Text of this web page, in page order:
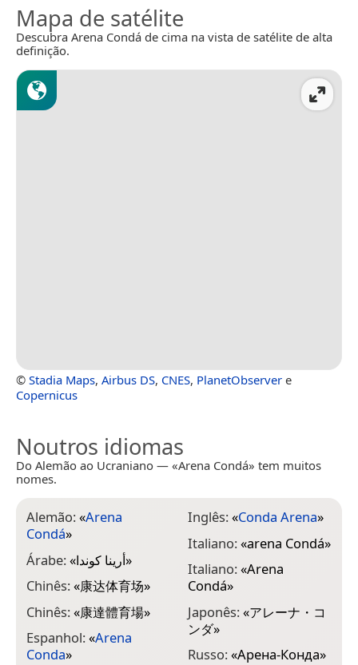
Mapa de satélite
Descubra Arena Condá de cima na vista de satélite de alta
definição.
© Stadia Maps, Airbus DS, CNES, PlanetObserver e
Copernicus
Noutros idiomas
Do Alemão ao Ucraniano — «Arena Condá» tem muitos
nomes.
Alemão:«Arena
Condá»
Árabe:«أرينا كوندا»
Chinês:«康达体育场»
Chinês:«康達體育場»
Espanhol:«Arena
Conda»
Inglês:«Conda Arena»
Italiano:«arena Condá»
Italiano:«Arena
Condá»
Japonês:«アレーナ・コ
ンダ»
Russo:«Арена-Конда»